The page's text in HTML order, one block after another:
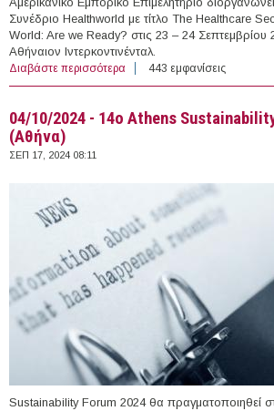
Συνέδριο Healthworld με τίτλο The Healthcare
World: Are we Ready? στις 23 – 24 Σεπτεμβρίου
Αθήναιον Ιντερκοντινένταλ.
Διαβάστε περισσότερα για 23-24/09/2024 - The
Changing World: Are we
443 εμφανίσεις
04/10/2024 - 14ο Athens
(Αθήνα)
ΣΕΠ 17, 2024 08:11
Sustainability Forum 2024 θα πραγματοποιηθεί